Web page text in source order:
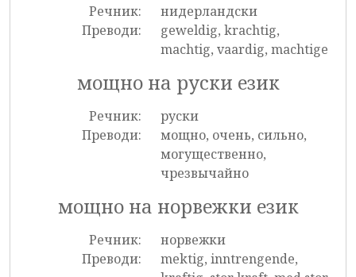
Речник:
нидерландски
Преводи:
geweldig, krachtig,
machtig, vaardig, machtige
мощно на руски език
Речник:
руски
Преводи:
мощно, очень, сильно,
могущественно,
чрезвычайно
мощно на норвежки език
Речник:
норвежки
Преводи:
mektig, inntrengende,